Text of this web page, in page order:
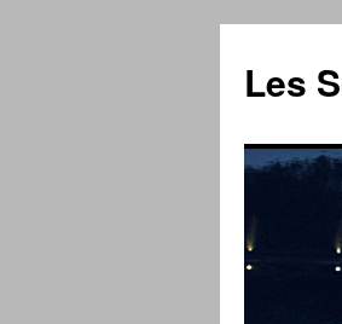
contenu
Les